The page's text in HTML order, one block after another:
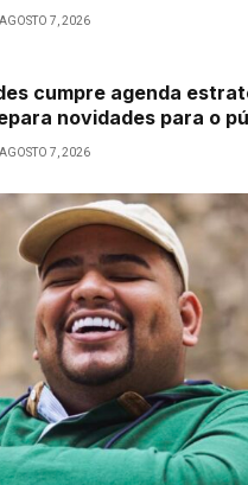
AGOSTO 7, 2026
cumpre agenda
novidades para o
AGOSTO 7, 2026